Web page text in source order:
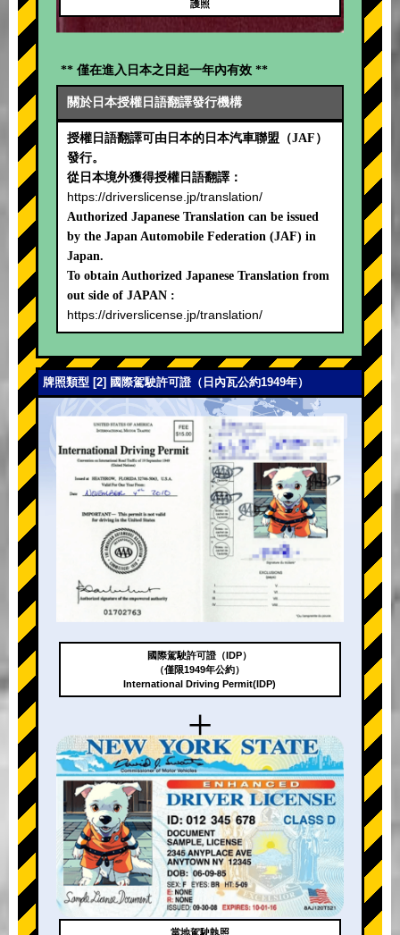
護照
** 僅在進入日本之日起一年內有效 **
關於日本授權日語翻譯發行機構
授權日語翻譯可由日本的日本汽車聯盟（JAF）
發行。
從日本境外獲得授權日語翻譯：
https://driverslicense.jp/translation/
Authorized Japanese Translation can be issued
by the Japan Automobile Federation (JAF) in
Japan.
To obtain Authorized Japanese Translation from
out side of JAPAN :
https://driverslicense.jp/translation/
牌照類型 [2] 國際駕駛許可證（日內瓦公約1949年）
+
國際駕駛許可證（IDP）
（僅限1949年公約）
International Driving Permit(IDP)
當地駕駛執照